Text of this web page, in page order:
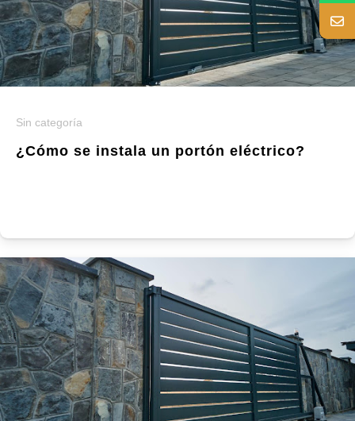
Sin categoría
¿Cómo se instala un portón eléctrico?